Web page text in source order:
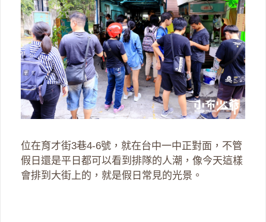
位在育才街3巷4-6號，就在台中一中正對面，不管
假日還是平日都可以看到排隊的人潮，像今天這樣
會排到大街上的，就是假日常見的光景。